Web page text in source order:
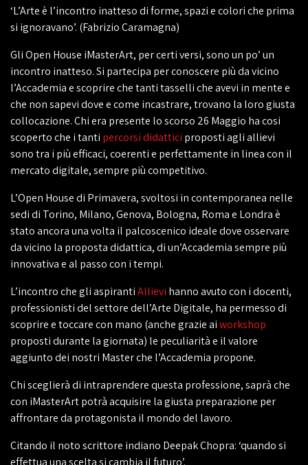
‘L’Arte è l’incontro inatteso di forme, spazi e colori che prima
si ignoravano’. (Fabrizio Caramagna)
Gli Open House iMasterArt, per certi versi, sono un po’ un
incontro inatteso. Si partecipa per conoscere più da vicino
l’Accademia e scoprire che tanti tasselli che avevi in mente e
che non sapevi dove e come incastrare, trovano la loro giusta
collocazione. Chi era presente lo scorso 26 Maggio ha cosi
scoperto che i tanti percorsi didattici proposti agli allievi
sono tra i più efficaci, coerenti e perfettamente in linea con il
mercato digitale, sempre più competitivo.
L’Open House di Primavera, svoltosi in contemporanea nelle
sedi di Torino, Milano, Genova, Bologna, Roma e Londra è
stato ancora una volta il palcoscenico ideale dove osservare
da vicino la proposta didattica, di un’Accademia sempre più
innovativa e al passo con i tempi.
L’incontro che gli aspirantiAllievi hanno avuto con i docenti,
professionisti del settore dell’Arte Digitale, ha permesso di
scoprire e toccare con mano (anche grazie aiworkshop
proposti durante la giornata) le peculiarità e il valore
aggiunto dei nostri Master che l’Accademia propone.
Chi sceglierà di intraprendere questa professione, saprà che
con iMasterArt potrà acquisire la giusta preparazione per
affrontare da protagonista il mondo del lavoro.
Citando il noto scrittore indiano Deepak Chopra: ‘quando si
effettua una scelta si cambia il futuro’.